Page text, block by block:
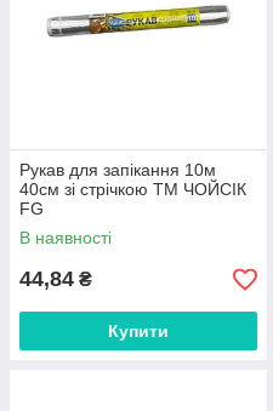
Рукав для запікання 10м
40см зі стрічкою ТМ ЧОЙСІК
FG
В наявності
44,84 ₴
Купити